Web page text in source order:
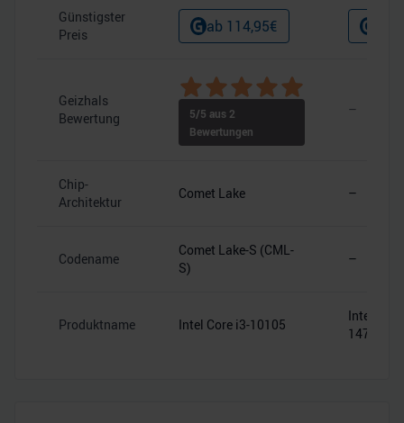
Günstigster
Preis
ab 114,95€
Geizhals
Bewertung
5/5 aus 2
Bewertungen
–
Chip-
Architektur
Comet Lake –
Codename
Comet Lake-S (CML-
S)
–
Produktname Intel Core i3-10105
Intel
14700T